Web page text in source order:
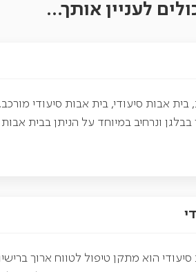
לעניין אותך...
בית אבות סיעודי, בית אבות סיעודי
ונרחיב במיוחד על הניתן בבית אבות